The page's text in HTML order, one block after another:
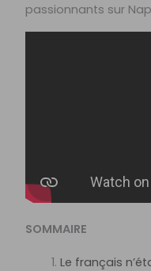
passionnants sur
SOMMAIRE
Le français